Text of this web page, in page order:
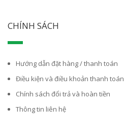
CHÍNH SÁCH
Hướng dẫn đặt hàng / thanh toán
Điều kiện và điều khoản thanh toán
Chính sách đổi trả và hoàn tiền
Thông tin liên hệ